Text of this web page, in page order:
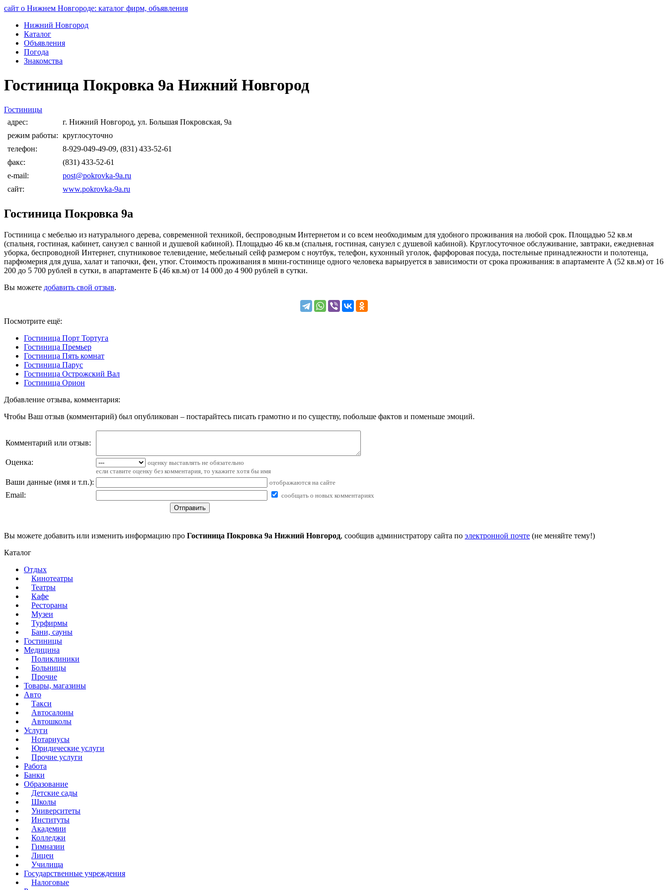
сайт о Нижнем Новгороде: каталог фирм, объявления
Нижний Новгород
Каталог
Объявления
Погода
Знакомства
Гостиница Покровка 9а Нижний Новгород
Гостиницы
адрес:
г. Нижний Новгород, ул. Большая Покровская, 9а
режим работы: круглосуточно
телефон:
8-929-049-49-09, (831) 433-52-61
факс:
(831) 433-52-61
e-mail:
post@pokrovka-9a.ru
сайт:
www.pokrovka-9a.ru
Гостиница Покровка 9а
Гостиница с мебелью из натурального дерева, современной техникой, беспроводным Интернетом и со всем необходимым для удобного проживания на любой срок. Площадью 52 кв.м
(спальня, гостиная, кабинет, санузел с ванной и душевой кабиной). Площадью 46 кв.м (спальня, гостиная, санузел с душевой кабиной). Круглосуточное обслуживание, завтраки, ежедневная
уборка, беспроводной Интернет, спутниковое телевидение, мебельный сейф размером с ноутбук, телефон, кухонный уголок, фарфоровая посуда, постельные принадлежности и полотенца,
парфюмерия для душа, халат и тапочки, фен, утюг. Стоимость проживания в мини-гостинице одного человека варьируется в зависимости от срока проживания: в апартаменте А (52 кв.м) от 16
200 до 5 700 рублей в сутки, в апартаменте Б (46 кв.м) от 14 000 до 4 900 рублей в сутки.
Вы можете добавить свой отзыв.
Посмотрите ещё:
Гостиница Порт Тортуга
Гостиница Премьер
Гостиница Пять комнат
Гостиница Парус
Гостиница Острожский Вал
Гостиница Орион
Добавление отзыва, комментария:
Чтобы Ваш отзыв (комментарий) был опубликован – постарайтесь писать грамотно и по существу, побольше фактов и поменьше эмоций.
Комментарий или отзыв:
Оценка:
оценку выставлять не обязательно
если ставите оценку без комментария, то укажите хотя бы имя
Ваши данные (имя и т.п.): отображаются на сайте
Email: сообщать о новых комментариях
Вы можете добавить или изменить информацию про Гостиница Покровка 9а Нижний Новгород, сообщив администратору сайта по электронной почте (не меняйте тему!)
Каталог
Отдых
Кинотеатры
Театры
Кафе
Рестораны
Музеи
Турфирмы
Бани, сауны
Гостиницы
Медицина
Поликлиники
Больницы
Прочие
Товары, магазины
Авто
Такси
Автосалоны
Автошколы
Услуги
Нотариусы
Юридические услуги
Прочие услуги
Работа
Банки
Образование
Детские сады
Школы
Университеты
Институты
Академии
Колледжи
Гимназии
Лицеи
Училища
Государственные учреждения
Налоговые